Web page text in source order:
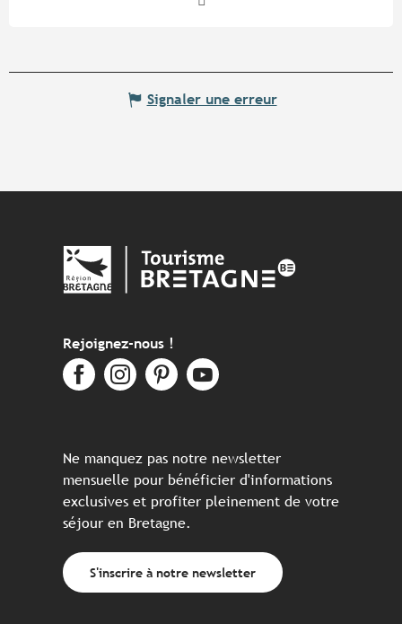
Signaler une erreur
Rejoignez-nous !
Ne manquez pas notre newsletter
mensuelle pour bénéficier d'informations
exclusives et profiter pleinement de votre
séjour en Bretagne.
S'inscrire à notre newsletter